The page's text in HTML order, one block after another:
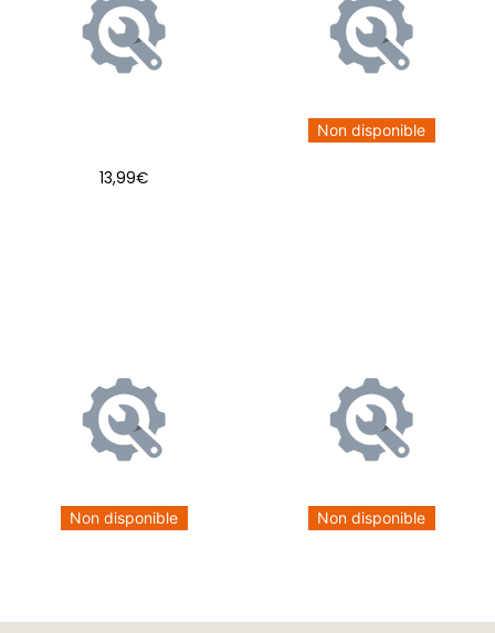
13,99€
Non disponible
Non disponible Non disponible